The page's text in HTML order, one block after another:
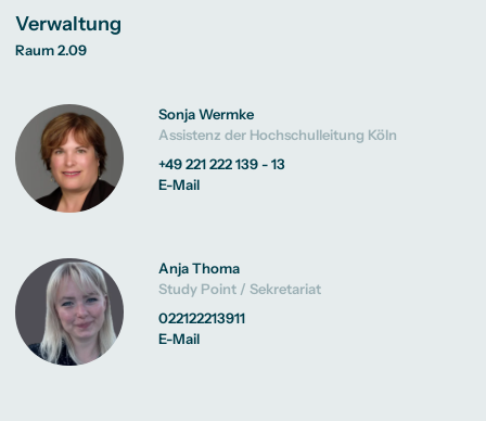
Verwaltung
Raum 2.09
Sonja Wermke
Assistenz der Hochschulleitung Köln
+49 221 222 139 - 13
E-Mail
Anja Thoma
Study Point / Sekretariat
022122213911
E-Mail